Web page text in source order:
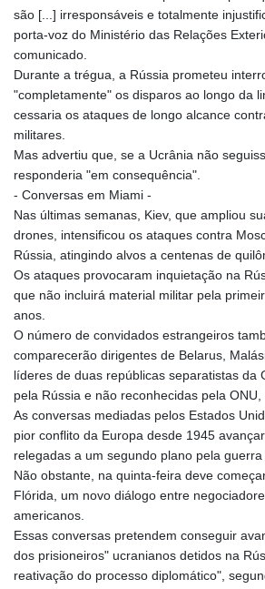
são [...] irresponsáveis e totalmente
porta-voz do Ministério das Relações
comunicado.
Durante a trégua, a Rússia prometeu
"completamente" os disparos ao longo da
cessaria os ataques de longo alcance
militares.
Mas advertiu que, se a Ucrânia não
responderia "em consequência".
- Conversas em Miami -
Nas últimas semanas, Kiev, que ampliou
drones, intensificou os ataques contra
Rússia, atingindo alvos a centenas de
Os ataques provocaram inquietação na
que não incluirá material militar pela
anos.
O número de convidados estrangeiros
comparecerão dirigentes de Belarus,
líderes de duas repúblicas separatistas da
pela Rússia e não reconhecidas pela ONU,
As conversas mediadas pelos Estados
pior conflito da Europa desde 1945
relegadas a um segundo plano pela guerra
Não obstante, na quinta-feira deve
Flórida, um novo diálogo entre
americanos.
Essas conversas pretendem conseguir
dos prisioneiros" ucranianos detidos na
reativação do processo diplomático",